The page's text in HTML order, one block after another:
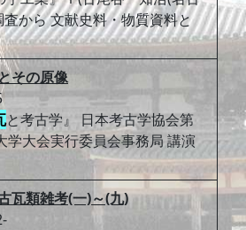
から 文献史料・物質資料と
その原像
と考古学』 日本考古学協会第
学大会実行委員会事務局 講演
類雑考(一)～(九)